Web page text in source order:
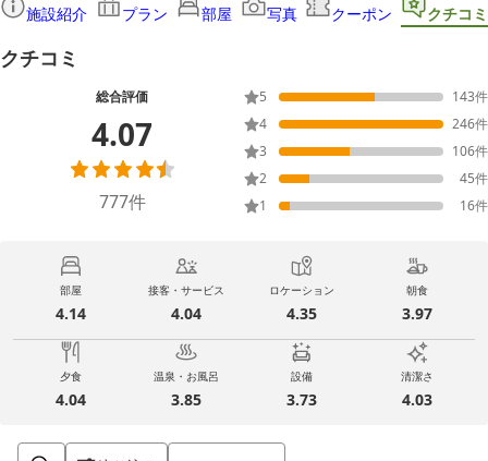
施設紹介 プラン 部屋 写真 クーポン クチコミ
クチコミ
総合評価
4.07
777件
5 143件
4
246件
3
106件
2
45件
1
16件
部屋
4.14
接客・サービス
4.04
ロケーション
4.35
朝食
3.97
夕食
4.04
温泉・お風呂
3.85
設備
3.73
清潔さ
4.03